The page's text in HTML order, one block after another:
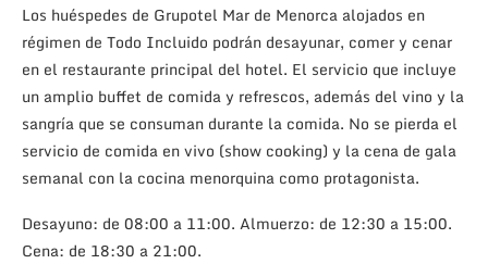
Los huéspedes de Grupotel Mar de Menorca alojados en
régimen de Todo Incluido podrán desayunar, comer y cenar
en el restaurante principal del hotel. El servicio que incluye
un amplio buffet de comida y refrescos, además del vino y la
sangría que se consuman durante la comida. No se pierda el
servicio de comida en vivo (show cooking) y la cena de gala
semanal con la cocina menorquina como protagonista.
Desayuno: de 08:00 a 11:00. Almuerzo: de 12:30 a 15:00.
Cena: de 18:30 a 21:00.